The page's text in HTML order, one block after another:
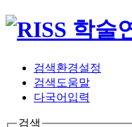
검색환경설정
검색도움말
다국어입력
검색